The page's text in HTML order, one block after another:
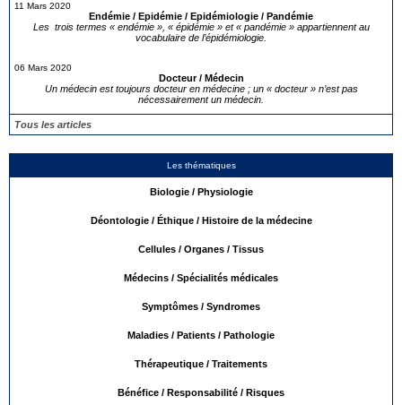
11 Mars 2020
Endémie / Epidémie / Epidémiologie / Pandémie
Les trois termes « endémie », « épidémie » et « pandémie » appartiennent au
vocabulaire de l’épidémiologie.
06 Mars 2020
Docteur / Médecin
Un médecin est toujours docteur en médecine ; un « docteur » n’est pas
nécessairement un médecin.
Tous les articles
Les thématiques
Biologie / Physiologie
Déontologie / Éthique / Histoire de la médecine
Cellules / Organes / Tissus
Médecins / Spécialités médicales
Symptômes / Syndromes
Maladies / Patients / Pathologie
Thérapeutique / Traitements
Bénéfice / Responsabilité / Risques